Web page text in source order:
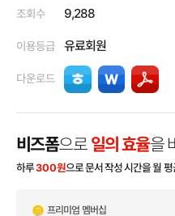
조회수 9,288
이용등급 유료회원
다운로드
비즈폼으로 일의 효율을
하루300원으로 문서 작성 시간을 월
프리미엄 멤버십